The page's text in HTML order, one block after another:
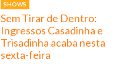
SHOWS
Sem Tirar de Dentro:
Ingressos Casadinha e
Trisadinha acaba nesta
sexta-feira